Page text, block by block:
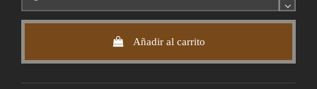
Añadir al carrito